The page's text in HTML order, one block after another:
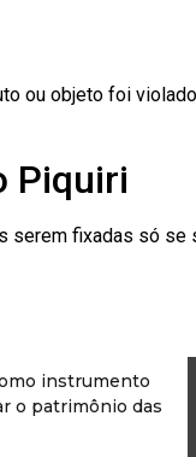
ou objeto foi
Piquiri
fixadas só
instrumento
o patrimônio das